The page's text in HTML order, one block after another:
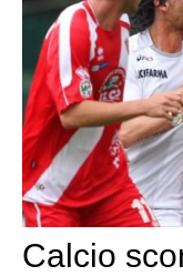
Calcio